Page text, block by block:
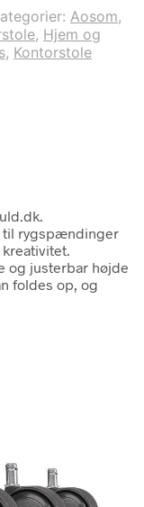
Aosom,
, Hjem og
, Kontorstole
til rygspændinger
og justerbar højde
foldes op, og